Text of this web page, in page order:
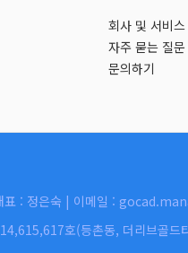
회사 및 서비
자주 묻는 질문
문의하기
표 : 정은숙 | 이메일 :
호(등촌동, 더리브골드